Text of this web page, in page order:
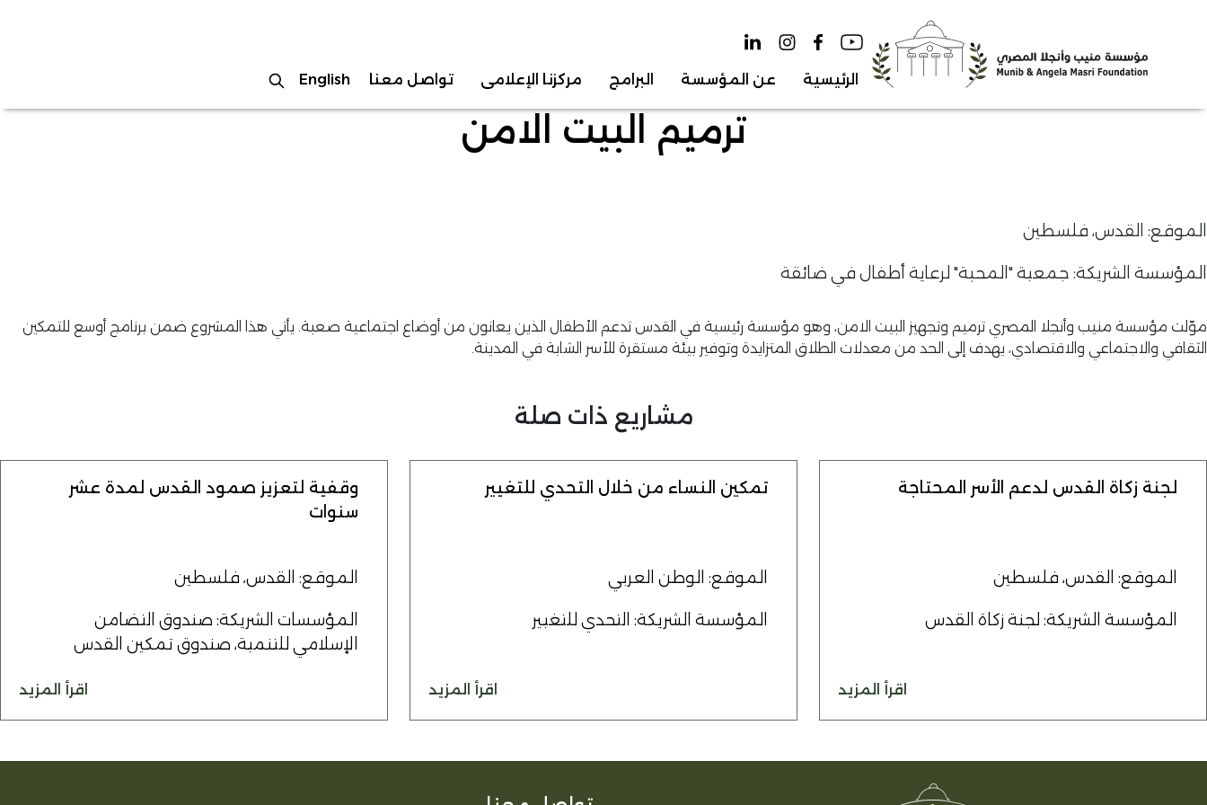
الرئيسية
عن المؤسسة البرامج مركزنا الإعلامي تواصل معنا English
ترميم البيت الامن
الموقع: القدس، فلسطين
المؤسسة الشريكة: جمعية "المحبة" لرعاية أطفال في ضائقة
موّلت مؤسسة منيب وأنجلا المصري ترميم وتجهيز البيت الامن، وهو مؤسسة رئيسية في القدس تدعم الأطفال الذين يعانون من أوضاع اجتماعية صعبة. يأتي هذا المشروع ضمن برنامج أوسع للتمكين
الثقافي والاجتماعي والاقتصادي، يهدف إلى الحد من معدلات الطلاق المتزايدة وتوفير بيئة مستقرة للأسر الشابة في المدينة.
مشاريع ذات صلة
لجنة زكاة القدس لدعم الأسر المحتاجة
الموقع: القدس، فلسطين
المؤسسة الشريكة: لجنة زكاة القدس
اقرأ المزيد
تمكين النساء من خلال التحدي للتغيير
الموقع: الوطن العربي
المؤسسة الشريكة: التحدي للتغيير
اقرأ المزيد
وقفية لتعزيز صمود القدس لمدة عشر
سنوات
الموقع: القدس، فلسطين
المؤسسات الشريكة: صندوق التضامن
الإسلامي للتنمية، صندوق تمكين القدس
اقرأ المزيد